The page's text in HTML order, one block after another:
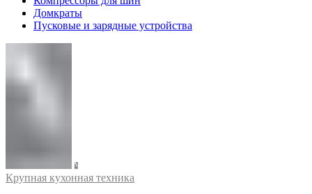
Домкраты
Пусковые и зарядные устройства
Крупная кухонная техника